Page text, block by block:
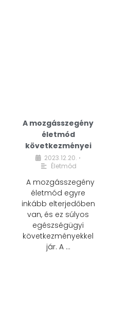
A mozgásszegény
életmód
következményei
2023.12.20. •
Életmód
A mozgásszegény
életmód egyre
inkább elterjedőben
van, és ez súlyos
egészségügyi
következményekkel
jár. A …